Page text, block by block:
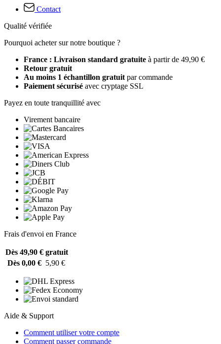
Contact
Qualité vérifiée
Pourquoi acheter sur notre boutique ?
France : Livraison standard gratuite à partir de 49,90 €
Retour gratuit
Au moins 1 échantillon gratuit par commande
Paiement sécurisé avec cryptage SSL
Payez en toute tranquillité avec
Virement bancaire
Frais d'envoi en France
Dès 49,90 € gratuit
Dès 0,00 € 5,90 €
Aide & Support
Comment utiliser votre compte
Comment passer commande